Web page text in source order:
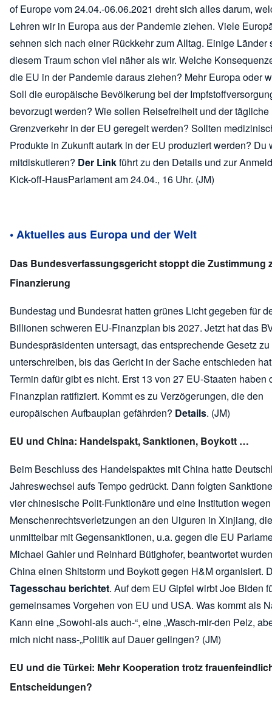
of Europe vom 24.04.-06.06.2021 dreht sich alles darum,
Lehren wir in Europa aus der Pandemie ziehen. Viele
sehnen sich nach einer Rückkehr zum Alltag. Einige Länder
diesem Traum schon viel näher als wir. Welche
die EU in der Pandemie daraus ziehen? Mehr Europa oder
Soll die europäische Bevölkerung bei der
bevorzugt werden? Wie sollen Reisefreiheit und der tägliche
Grenzverkehr in der EU geregelt werden? Sollten
Produkte in Zukunft autark in der EU produziert werden? Du
mitdiskutieren? Der Linkführt zu den Details und zur
Kick-off-HausParlament am 24.04., 16 Uhr. (JM)
• Aktuelles aus Europa und der Welt
Das Bundesverfassungsgericht stoppt die Zustimmung
Finanzierung
Bundestag und Bundesrat hatten grünes Licht gegeben für
Billionen schweren EU-Finanzplan bis 2027. Jetzt hat das
Bundespräsidenten untersagt, das entsprechende Gesetz zu
unterschreiben, bis das Gericht in der Sache entschieden
Termin dafür gibt es nicht. Erst 13 von 27 EU-Staaten haben
Finanzplan ratifiziert. Kommt es zu Verzögerungen, die den
europäischen Aufbauplan gefährden? Details. (JM)
EU und China: Handelspakt, Sanktionen, Boykott …
Beim Beschluss des Handelspaktes mit China hatte
Jahreswechsel aufs Tempo gedrückt. Dann folgten
vier chinesische Polit-Funktionäre und eine Institution
Menschenrechtsverletzungen an den Uiguren in Xinjiang, die
unmittelbar mit Gegensanktionen, u.a. gegen die EU
Michael Gahler und Reinhard Bütighofer, beantwortet
China einen Shitstorm und Boykott gegen H&M organisiert.
Tagesschau berichtet. Auf dem EU Gipfel wirbt Joe Biden
gemeinsames Vorgehen von EU und USA. Was kommt als
Kann eine „Sowohl-als auch-“, eine „Wasch-mir-den Pelz,
mich nicht nass-„Politik auf Dauer gelingen? (JM)
EU und die Türkei: Mehr Kooperation trotz
Entscheidungen?